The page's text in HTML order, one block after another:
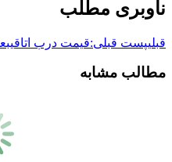
ناوبری مطلب
قبلیپست قبلی:قیمت درب اتاقی
مطالب مشابه